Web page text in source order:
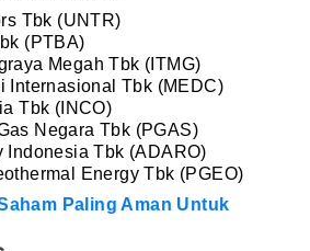
Tbk (UNTR)
(PTBA)
Megah Tbk (ITMG)
Internasional Tbk (MEDC)
Tbk (INCO)
Negara Tbk (PGAS)
Indonesia Tbk (ADARO)
Energy Tbk (PGEO)
Paling Aman Untuk